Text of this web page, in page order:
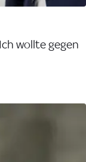
wollte gegen